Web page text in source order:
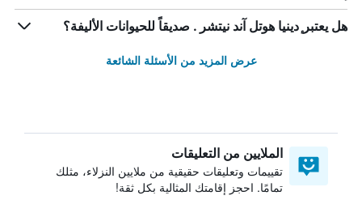
هل يعتبر ٕدينيا هوتل آند نيتشر . صديقاً للحيوانات الأليفة؟
عرض المزيد من الأسئلة الشائعة
الملايين من التعليقات
تقييمات وتعليقات حقيقية من ملايين النزلاء، مثلك
تمامًا. احجز إقامتك المثالية بكل ثقة!